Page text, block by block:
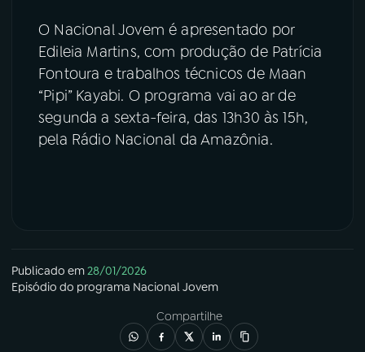
O Nacional Jovem é apresentado por
Edileia Martins, com produção de Patrícia
Fontoura e trabalhos técnicos de Maan
“Pipi” Kayabi. O programa vai ao ar de
segunda a sexta-feira, das 13h30 às 15h,
pela Rádio Nacional da Amazônia.
Publicado em28/01/2026
Episódio do programa Nacional Jovem
Compartilhe